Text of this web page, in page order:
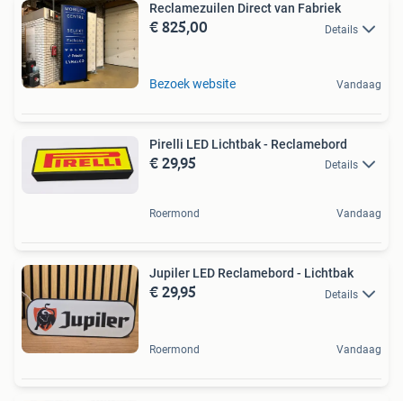
Reclamezuilen Direct van Fabriek
€ 825,00 Details
Bezoek website Vandaag
Pirelli LED Lichtbak - Reclamebord
€ 29,95 Details
Roermond Vandaag
Jupiler LED Reclamebord - Lichtbak
€ 29,95 Details
Roermond Vandaag